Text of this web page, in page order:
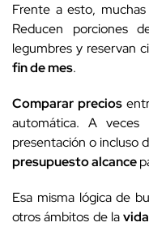
Frente a esto, muchas
Reducen porciones
legumbres y reservan
fin de mes.
Comparar precios
automática. A veces
presentación o incluso
presupuesto alcance
Esa misma lógica de
otros ámbitos de la